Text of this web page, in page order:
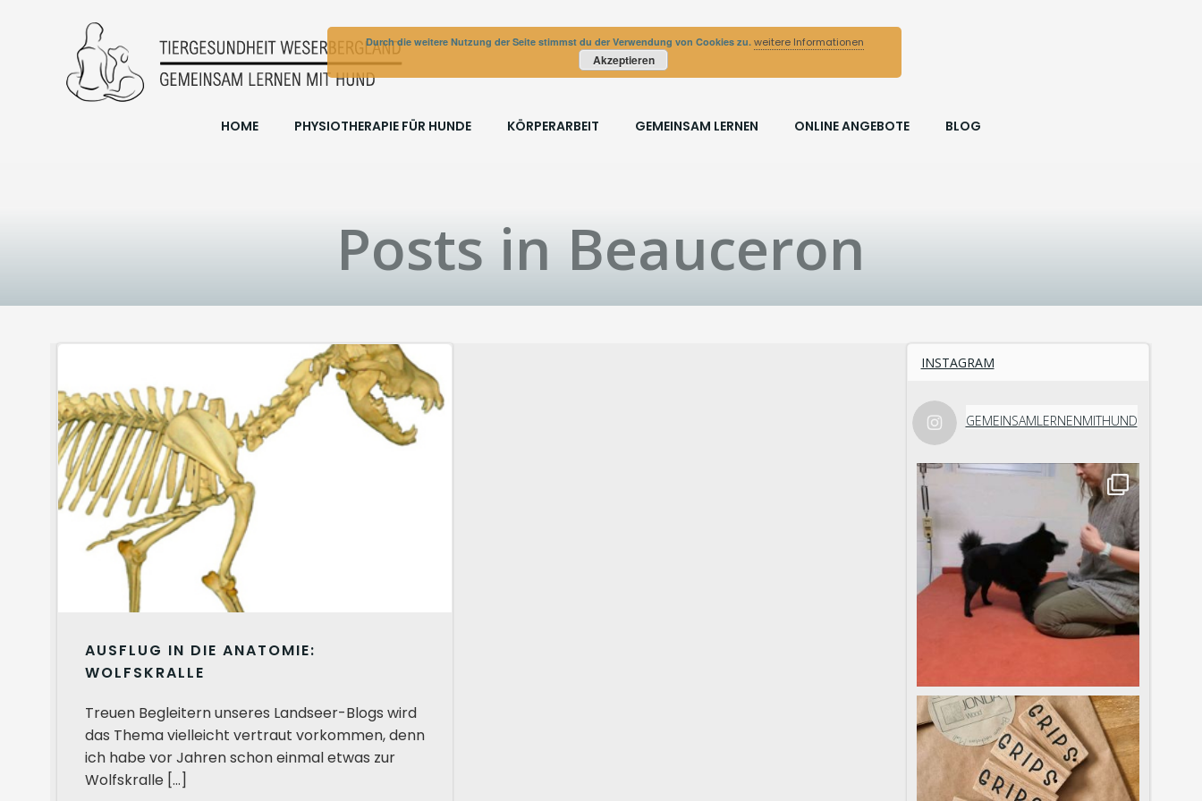
HOME PHYSIOTHERAPIE FÜR HUNDE KÖRPERARBEIT GEMEINSAM LERNEN ONLINE ANGEBOTE BLOG
Posts in Beauceron
AUSFLUG IN DIE ANATOMIE:
WOLFSKRALLE
Treuen Begleitern unseres Landseer-Blogs wird
das Thema vielleicht vertraut vorkommen, denn
ich habe vor Jahren schon einmal etwas zur
Wolfskralle […]
INSTAGRAM
GEMEINSAMLERNENMITHUND
Durch die weitere Nutzung der Seite stimmst du der Verwendung von Cookies zu. weitere Informationen
Akzeptieren